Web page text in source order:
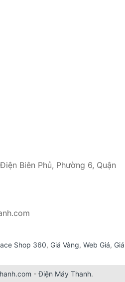
Điện Biên Phủ, Phường 6, Quận
Shop 360, Giá Vàng, Web Giá, Giá
-Điện Máy Thanh.